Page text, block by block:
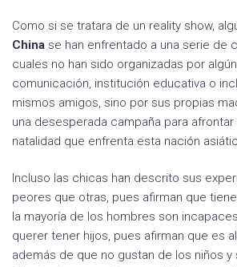
Como si se tratara de un reality show,
China se han enfrentado a una serie de
cuales no han sido organizadas por
comunicación, institución educativa o
mismos amigos, sino por sus propias
una desesperada campaña para
natalidad que enfrenta esta nación
Incluso las chicas han descrito sus
peores que otras, pues afirman que
la mayoría de los hombres son
querer tener hijos, pues afirman que es
además de que no gustan de los niños y